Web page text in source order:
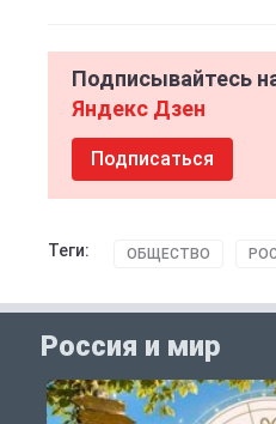
Подписывайтесь
Яндекс Дзен
Подписаться
Теги: ОБЩЕСТВО
Россия и мир